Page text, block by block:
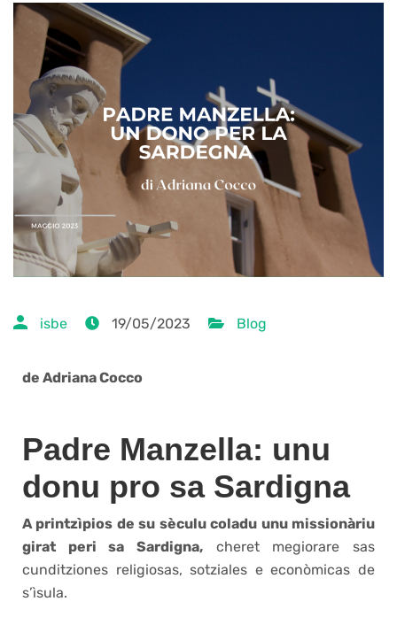
isbe 19/05/2023 Blog
de Adriana Cocco
Padre Manzella: unu
donu pro sa Sardigna
A printzìpios de su sèculu coladu unu missionàriu
girat peri sa Sardigna, cheret megiorare sas
cunditziones religiosas, sotziales e econòmicas de
s’ìsula.